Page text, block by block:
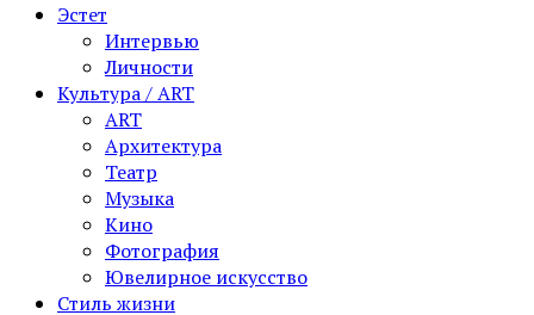
Эстет
Интервью
Личности
Культура / ART
ART
Архитектура
Театр
Музыка
Кино
Фотография
Ювелирное искусство
Стиль жизни